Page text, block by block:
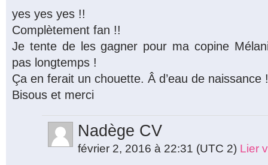
yes yes yes !!
Complètement fan !!
Je tente de les gagner pour ma copine
pas longtemps !
Ça en ferait un chouette. Â d’eau de naissance !
Bisous et merci
Nadège CV
février 2, 2016 à 22:31 (UTC 2) Lier